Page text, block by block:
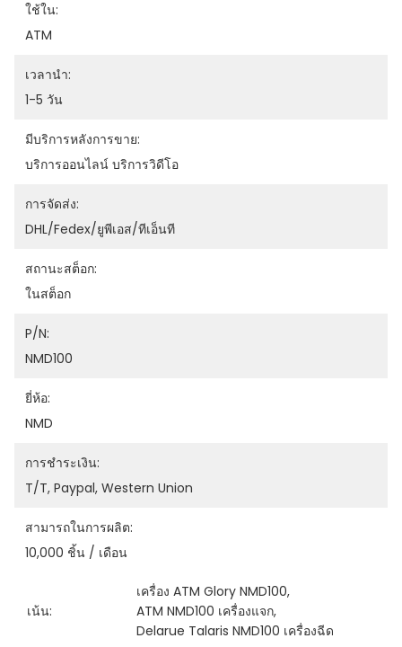
ใช้ใน:
ATM
เวลานำ:
1-5 วัน
มีบริการหลังการขาย:
บริการออนไลน์ บริการวิดีโอ
การจัดส่ง:
DHL/Fedex/ยูพีเอส/ทีเอ็นที
สถานะสต็อก:
ในสต็อก
P/N:
NMD100
ยี่ห้อ:
NMD
การชำระเงิน:
T/T, Paypal, Western Union
สามารถในการผลิต:
10,000 ชิ้น / เดือน
เน้น:
เครื่อง ATM Glory NMD100,
ATM NMD100 เครื่องแจก,
Delarue Talaris NMD100 เครื่องฉีด